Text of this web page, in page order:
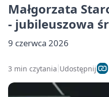
Małgorzata
- jubileuszowa
9 czerwca 2026
3 min czytania Udostępnij